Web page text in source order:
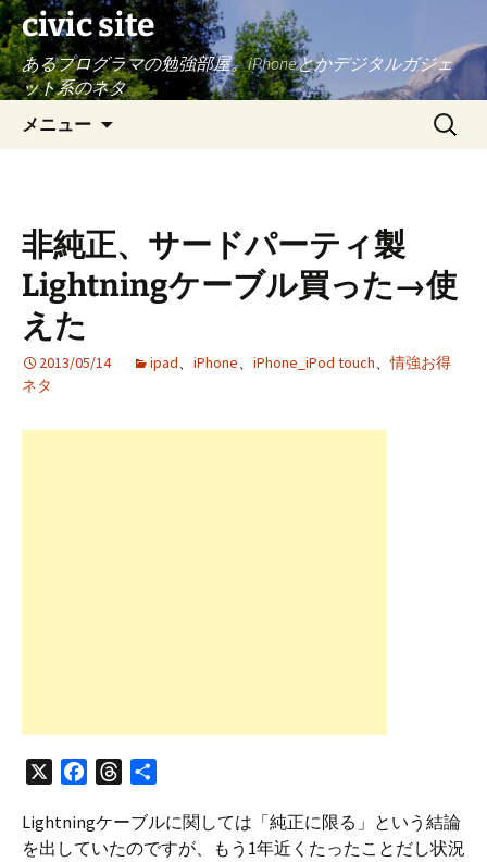
civic site
あるプログラマの勉強部屋。iPhoneとかデジタルガジェ
ット系のネタ
メニュー
へ
ス
キ
検
索:
非純正、サードパーティ製
Lightningケーブル買った→使
えた
2013/05/14 ipad、 iPhone、 iPhone_iPod touch、情強お得
ネタ
c
e
r
e
Lightningケーブルに関しては「純正に限る」という結論
を出していたのですが、もう1年近くたったことだし状況